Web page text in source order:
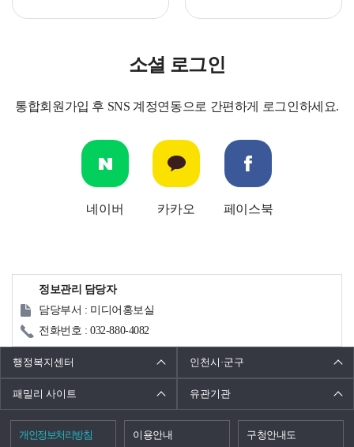
소셜 로그인
통합회원가입 후 SNS 계정연동으로 간편하게 로그인하세요.
네이버 카카오 페이스북
정보관리 담당자
담당부서 : 미디어홍보실
전화번호 : 032-880-4082
행정복지센터 인천시·군구
패밀리 사이트 유관기관
개인정보처리방침 이용안내 구청안내도